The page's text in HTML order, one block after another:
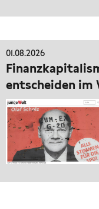
01.08.2026
entscheiden im